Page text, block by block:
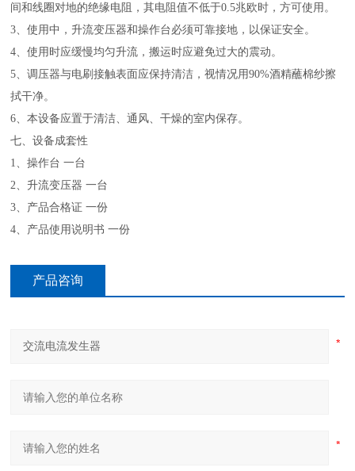
间和线圈对地的绝缘电阻，其电阻值不低于0.5兆欧时，方可使用。
3、使用中，升流变压器和操作台必须可靠接地，以保证安全。
4、使用时应缓慢均匀升流，搬运时应避免过大的震动。
5、调压器与电刷接触表面应保持清洁，视情况用90%酒精蘸棉纱擦
拭干净。
6、本设备应置于清洁、通风、干燥的室内保存。
七、设备成套性
1、操作台 一台
2、升流变压器 一台
3、产品合格证 一份
4、产品使用说明书 一份
产品咨询